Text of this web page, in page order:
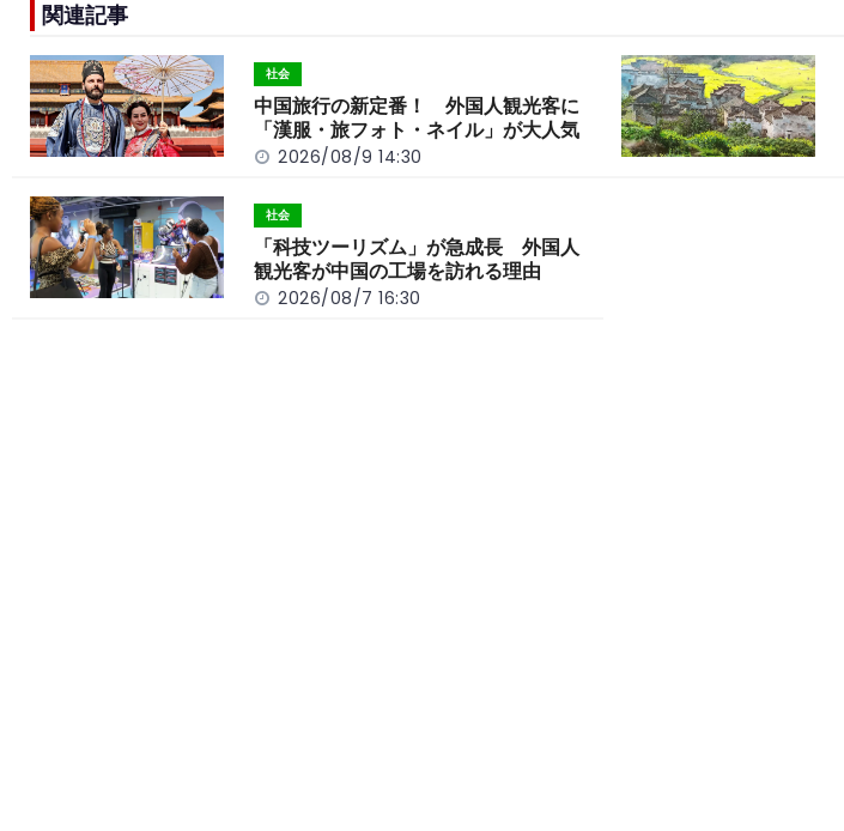
o
o
k
k
関連記事
社会
中国旅行の新定番！ 外国人観光客に
「漢服・旅フォト・ネイル」が大人気
2026/08/9 14:30
社会
「科技ツーリズム」が急成長 外国人
観光客が中国の工場を訪れる理由
2026/08/7 16:30